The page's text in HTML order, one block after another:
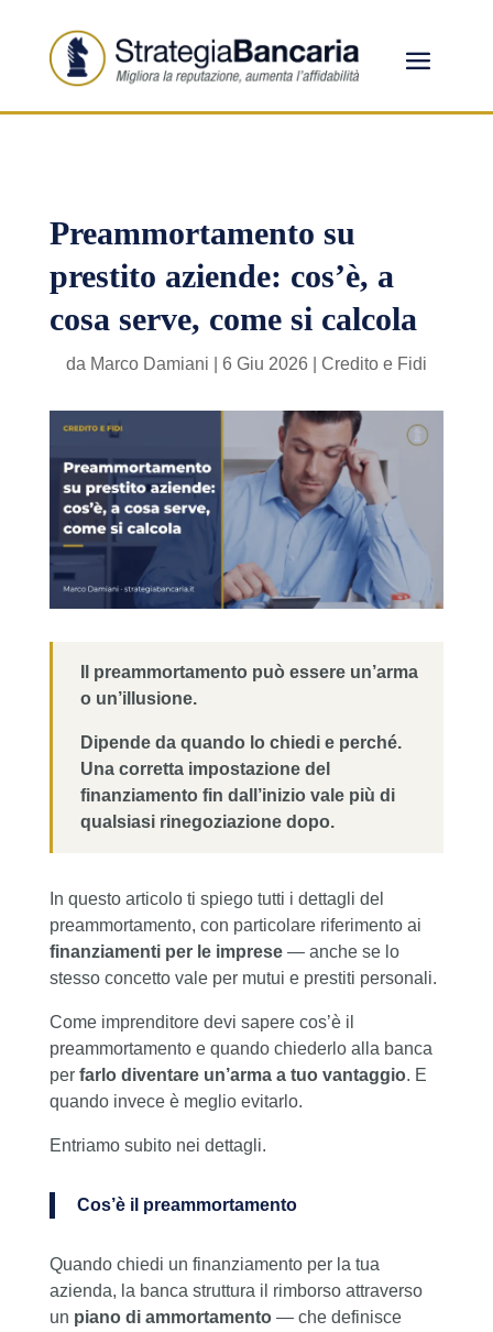
Preammortamento su
prestito aziende: cos’è, a
cosa serve, come si calcola
da Marco Damiani 6 Giu 2026 Credito e Fidi
Il preammortamento può essere un’arma
o un’illusione.
Dipende da quando lo chiedi e perché.
Una corretta impostazione del
finanziamento fin dall’inizio vale più di
qualsiasi rinegoziazione dopo.
In questo articolo ti spiego tutti i dettagli del
preammortamento, con particolare riferimento ai
finanziamenti per le imprese— anche se lo
stesso concetto vale per mutui e prestiti personali.
Come imprenditore devi sapere cos’è il
preammortamento e quando chiederlo alla banca
per farlo diventare un’arma a tuo vantaggio. E
quando invece è meglio evitarlo.
Entriamo subito nei dettagli.
Cos’è il preammortamento
Quando chiedi un finanziamento per la tua
azienda, la banca struttura il rimborso attraverso
un piano di ammortamento— che definisce